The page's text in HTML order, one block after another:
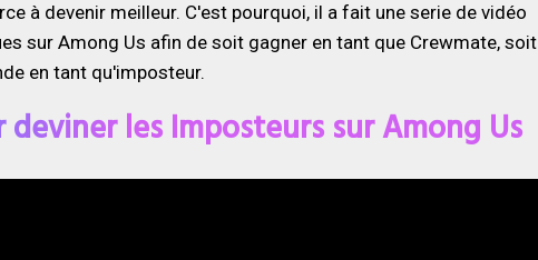
à devenir meilleur. C'est pourquoi, il a fait une serie de vidéo
sur Among Us afin de soit gagner en tant que Crewmate, soit
en tant qu'imposteur.
les Imposteurs sur Among Us